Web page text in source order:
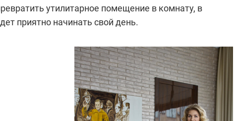
утилитарное помещение в комнату, в
приятно начинать свой день.